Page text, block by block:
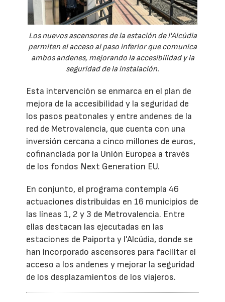
Los nuevos ascensores de la estación de l'Alcúdia
permiten el acceso al paso inferior que comunica
ambos andenes, mejorando la accesibilidad y la
seguridad de la instalación.
Esta intervención se enmarca en el plan de
mejora de la accesibilidad y la seguridad de
los pasos peatonales y entre andenes de la
red de Metrovalencia, que cuenta con una
inversión cercana a cinco millones de euros,
cofinanciada por la Unión Europea a través
de los fondos Next Generation EU.
En conjunto, el programa contempla 46
actuaciones distribuidas en 16 municipios de
las líneas 1, 2 y 3 de Metrovalencia. Entre
ellas destacan las ejecutadas en las
estaciones de Paiporta y l'Alcúdia, donde se
han incorporado ascensores para facilitar el
acceso a los andenes y mejorar la seguridad
de los desplazamientos de los viajeros.